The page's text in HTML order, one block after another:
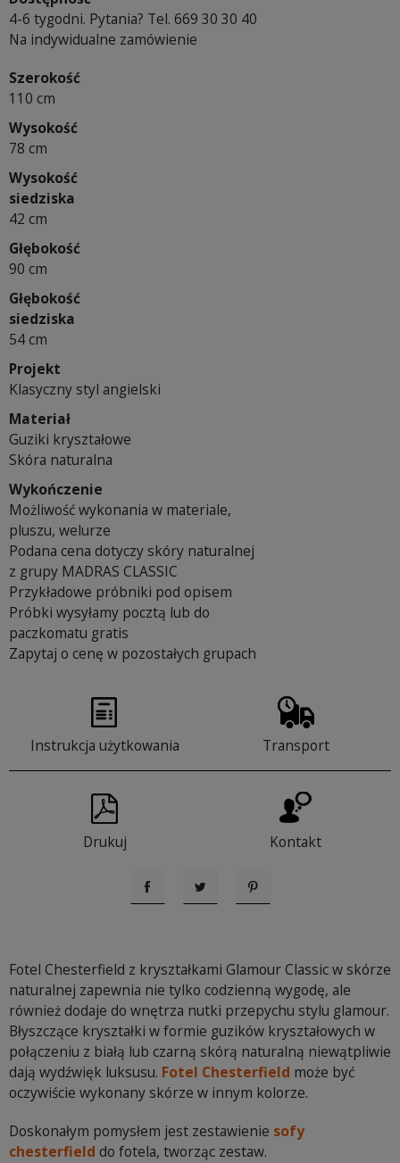
4-6 tygodni. Pytania? Tel. 669 30 30 40
Na indywidualne zamówienie
Szerokość
110 cm
Wysokość
78 cm
Wysokość
siedziska
42 cm
Głębokość
90 cm
Głębokość
siedziska
54 cm
Projekt
Klasyczny styl angielski
Materiał
Guziki kryształowe
Skóra naturalna
Wykończenie
Możliwość wykonania w materiale,
pluszu, welurze
Podana cena dotyczy skóry naturalnej
z grupy MADRAS CLASSIC
Przykładowe próbniki pod opisem
Próbki wysyłamy pocztą lub do
paczkomatu gratis
Zapytaj o cenę w pozostałych grupach
Instrukcja użytkowania Transport
Drukuj Kontakt
UdostępnijTweetujPinterest
Fotel Chesterfield z kryształkami Glamour Classic w skórze
naturalnej zapewnia nie tylko codzienną wygodę, ale
również dodaje do wnętrza nutki przepychu stylu glamour.
Błyszczące kryształki w formie guzików kryształowych w
połączeniu z białą lub czarną skórą naturalną niewątpliwie
dają wydźwięk luksusu. Fotel Chesterfield może być
oczywiście wykonany skórze w innym kolorze.
Doskonałym pomysłem jest zestawienie sofy
chesterfield do fotela, tworząc zestaw.